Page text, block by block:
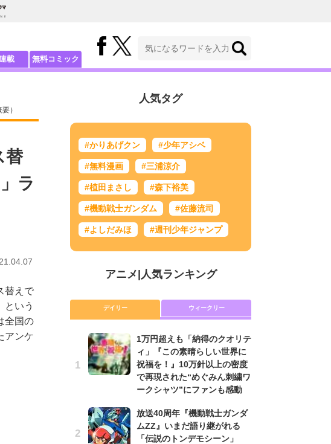
載 無料コミック
）
替
ラ
替えで
という
全国の
アンケ
人気タグ
#かりあげクン #少年アシベ
#無料漫画 #三浦涼介
#植田まさし #森下裕美
#機動戦士ガンダム #佐藤流司
#よしだみほ #週刊少年ジャンプ
アニメ| 人気ランキング
デイリー ウィークリー
1万円超えも「納得のクオリテ
ィ」『この素晴らしい世界に
祝福を！』10万針以上の密度
で再現された“めぐみん刺繍ワ
ークシャツ”にファンも感動
放送40周年『機動戦士ガンダ
ムZZ』いまだ語り継がれる
「伝説のトンデモシーン」